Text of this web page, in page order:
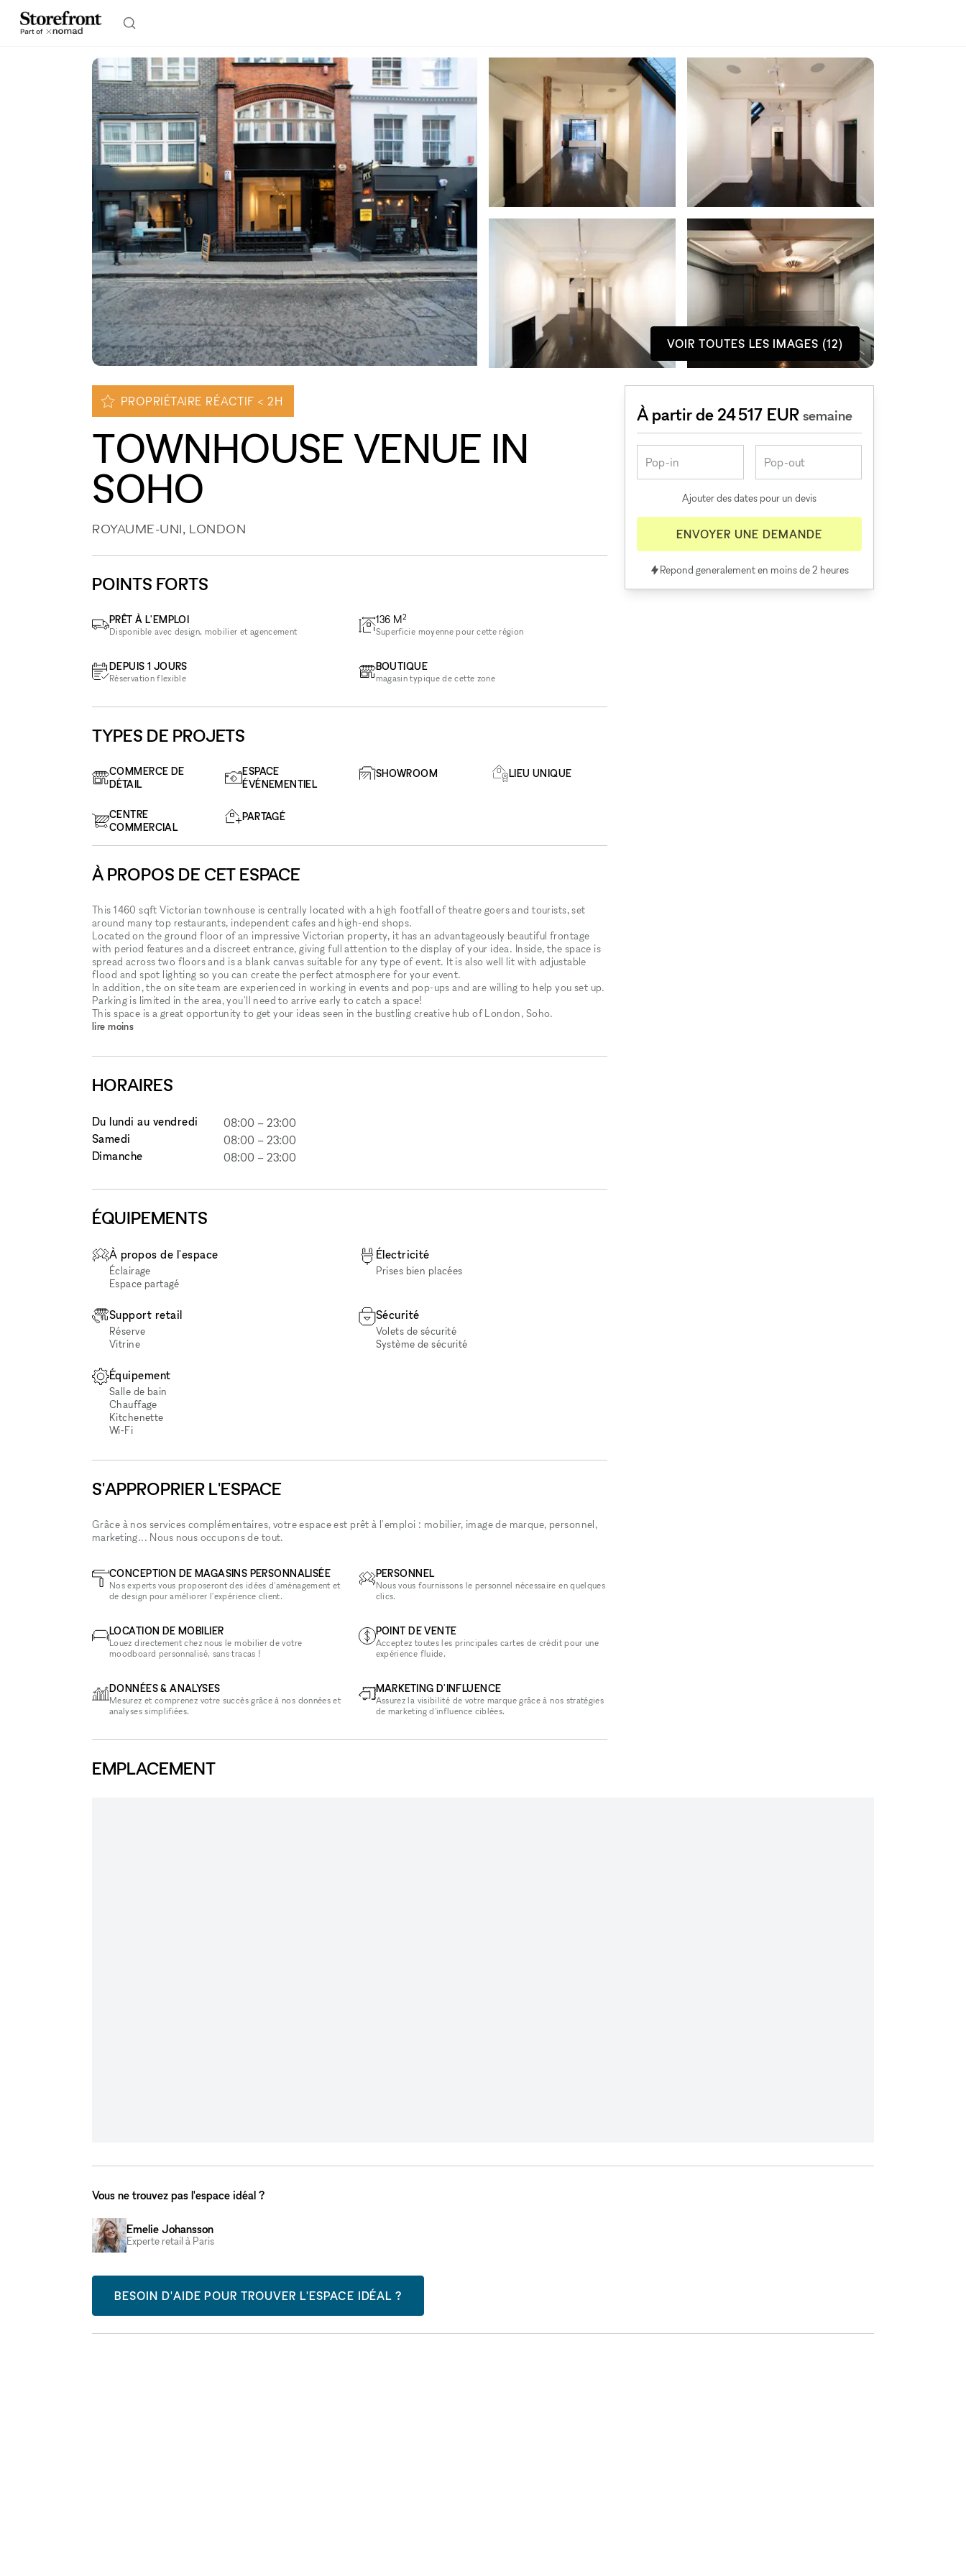
VOIR TOUTES LES IMAGES (12)
PROPRIÉTAIRE RÉACTIF < 2H
TOWNHOUSE VENUE IN
SOHO
ROYAUME-UNI, LONDON
POINTS FORTS
PRÊT À L'EMPLOI
Disponible avec design, mobilier et agencement
DEPUIS 1 JOURS
Réservation flexible
136 M2
Superficie moyenne pour cette région
BOUTIQUE
magasin typique de cette zone
TYPES DE PROJETS
COMMERCE DE
DÉTAIL
ESPACE
ÉVÉNEMENTIEL
SHOWROOM LIEU UNIQUE
CENTRE
COMMERCIAL
PARTAGÉ
À PROPOS DE CET ESPACE
This 1460 sqft Victorian townhouse is centrally located with a high footfall of theatre goers and tourists, set
around many top restaurants, independent cafes and high-end shops.
Located on the ground floor of an impressive Victorian property, it has an advantageously beautiful frontage
with period features and a discreet entrance, giving full attention to the display of your idea. Inside, the space is
spread across two floors and is a blank canvas suitable for any type of event. It is also well lit with adjustable
flood and spot lighting so you can create the perfect atmosphere for your event.
In addition, the on site team are experienced in working in events and pop-ups and are willing to help you set up.
Parking is limited in the area, you'll need to arrive early to catch a space!
This space is a great opportunity to get your ideas seen in the bustling creative hub of London, Soho.
lire moins
HORAIRES
Du lundi au vendredi 08:00 –23:00
Samedi
08:00 –23:00
Dimanche
08:00 –23:00
ÉQUIPEMENTS
À propos de l'espace
Éclairage
Espace partagé
Électricité
Prises bien placées
Support retail
Réserve
Vitrine
Sécurité
Volets de sécurité
Système de sécurité
Équipement
Salle de bain
Chauffage
Kitchenette
Wi‑Fi
S'APPROPRIER L'ESPACE
Grâce à nos services complémentaires, votre espace est prêt à l'emploi : mobilier, image de marque, personnel,
marketing... Nous nous occupons de tout.
CONCEPTION DE MAGASINS PERSONNALISÉE
Nos experts vous proposeront des idées d'aménagement et
de design pour améliorer l'expérience client.
LOCATION DE MOBILIER
Louez directement chez nous le mobilier de votre
moodboard personnalisé, sans tracas !
DONNÉES & ANALYSES
Mesurez et comprenez votre succès grâce à nos données et
analyses simplifiées.
PERSONNEL
Nous vous fournissons le personnel nécessaire en quelques
clics.
POINT DE VENTE
Acceptez toutes les principales cartes de crédit pour une
expérience fluide.
MARKETING D'INFLUENCE
Assurez la visibilité de votre marque grâce à nos stratégies
de marketing d'influence ciblées.
À partir de 24 517 EURsemaine
Ajouter des dates pour un devis
ENVOYER UNE DEMANDE
Repond generalement en moins de 2 heures
EMPLACEMENT
Vous ne trouvez pas l'espace idéal ?
Emelie Johansson
Experte retail à Paris
BESOIN D'AIDE POUR TROUVER L'ESPACE IDÉAL ?